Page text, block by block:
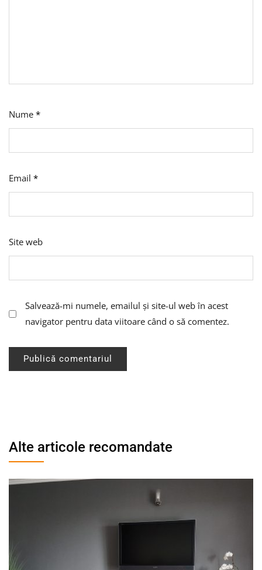
Nume *
Email *
Site web
Salvează-mi numele, emailul și site-ul web în acest
navigator pentru data viitoare când o să comentez.
Alte articole recomandate